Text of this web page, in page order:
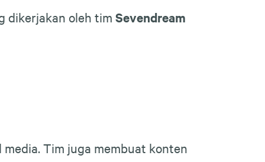
dikerjakan oleh tim Sevendream
Tim juga membuat konten